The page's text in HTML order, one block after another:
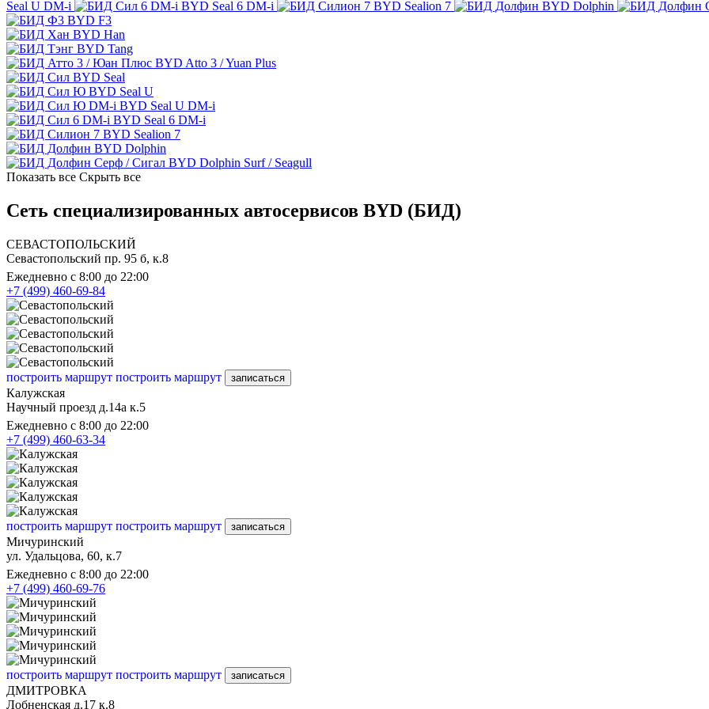
Seal U DM-i
BYD Seal 6 DM-i BYD Sealion 7 BYD Dolphin
BYD F3
BYD Han
BYD Tang
BYD Atto 3 / Yuan Plus
BYD Seal
BYD Seal U
BYD Seal U DM-i
BYD Seal 6 DM-i
BYD Sealion 7
BYD Dolphin
BYD Dolphin Surf / Seagull
Показать все Скрыть все
Сеть специализированных автосервисов BYD (БИД)
СЕВАСТОПОЛЬСКИЙ
Севастопольский пр. 95 б, к.8
Ежедневно с 8:00 до 22:00
+7 (499) 460-69-84
построить маршрут построить маршрут записаться
Калужская
Научный проезд д.14а к.5
Ежедневно с 8:00 до 22:00
+7 (499) 460-63-34
построить маршрут построить маршрут записаться
Мичуринский
ул. Удальцова, 60, к.7
Ежедневно с 8:00 до 22:00
+7 (499) 460-69-76
построить маршрут построить маршрут записаться
ДМИТРОВКА
Лобненская д.17 к.8